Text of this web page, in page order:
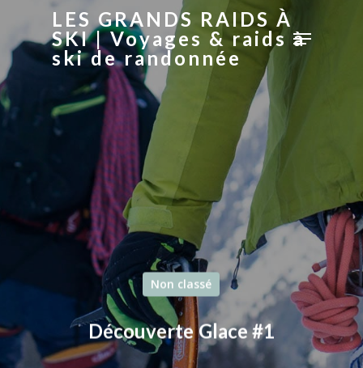
Hit enter to search or ESC to close
LES GRANDS RAIDS À
SKI | Voyages & raids à
ski de randonnée
Non classé
Découverte Glace #1